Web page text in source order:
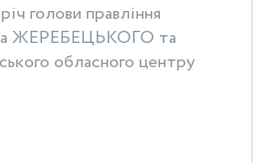
голови правління
ЖЕРЕБЕЦЬКОГО та
обласного центру